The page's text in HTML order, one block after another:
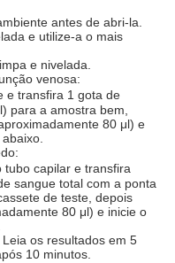
antes de abri-la.
e utilize-a o mais
e nivelada.
venosa:
e transfira 1 gota de
para a amostra bem,
80 μl) e
tubo capilar e transfira
sangue total com a ponta
de teste, depois
80 μl) e inicie o
os resultados em 5
10 minutos.